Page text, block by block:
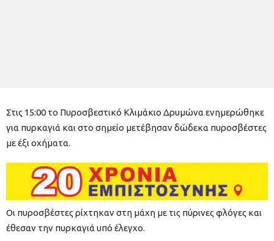
Στις 15:00 το Πυροσβεστικό Κλιμάκιο Δρυμώνα ενημερώθηκε
για πυρκαγιά και στο σημείο μετέβησαν δώδεκα πυροσβέστες
με έξι οχήματα.
Οι πυροσβέστες ρίχτηκαν στη μάχη με τις πύρινες φλόγες και
έθεσαν την πυρκαγιά υπό έλεγχο.